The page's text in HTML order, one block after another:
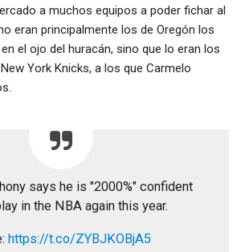
a muchos equipos a poder fichar al
eran principalmente los de Oregón los
el ojo del huracán, sino que lo eran los
York Knicks, a los que Carmelo
says he is "2000%" confident
in the NBA again this year.
https://t.co/ZYBJKOBjA5